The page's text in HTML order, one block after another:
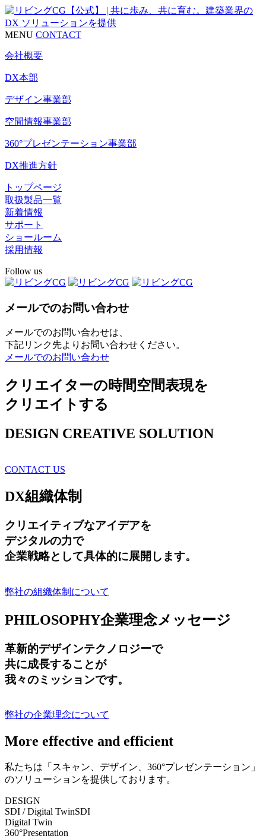
MENU CONTACT
会社概要
DX本部
デザイン事業部
空間情報事業部
360°プレゼンテーション事業部
DX推進方針
トップページ
取扱製品一覧
新着情報
サポート
ショールーム
採用情報
Follow us
メールでのお問い合わせ
メールでのお問い合わせは、
下記リンク先よりお問い合わせください。
メールでのお問い合わせ
クリエイターの時間空間表現を
クリエイトする
DESIGN CREATIVE SOLUTION
CONTACT US
DX組織体制
クリエイティブなアイデアを
デジタルの力で
企業戦略として具体的に展開します。
弊社の組織体制について
PHILOSOPHY企業理念メッセージ
革新的デザインテクノロジーで
共に成長することが
我々のミッションです。
弊社の企業理念について
More effective and efficient
私たちは「スキャン、デザイン、360°プレゼンテーション」
のソリューションを提供しております。
DESIGN
SDI / Digital TwinSDI
Digital Twin
360°Presentation